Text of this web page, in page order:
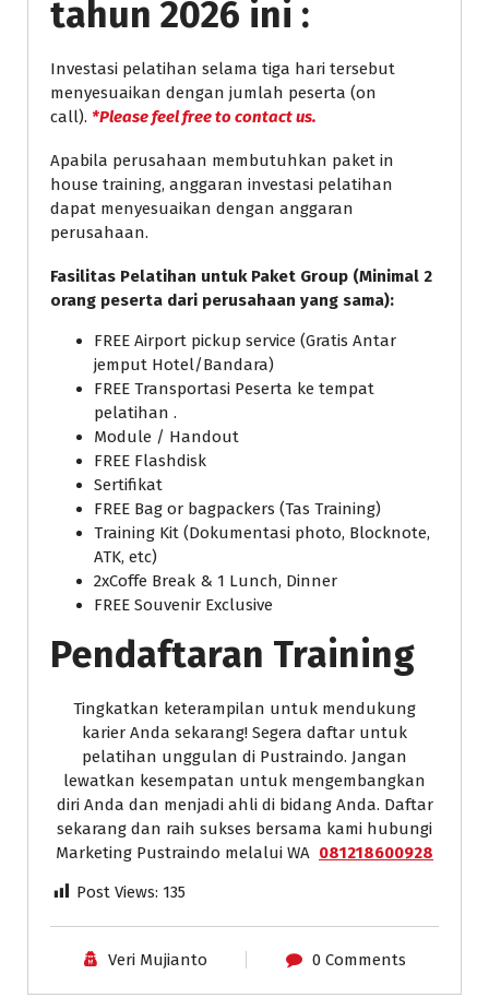
tahun 2026 ini :
Investasi pelatihan selama tiga hari tersebut
menyesuaikan dengan jumlah peserta (on
call). *Please feel free to contact us.
Apabila perusahaan membutuhkan paket in
house training, anggaran investasi pelatihan
dapat menyesuaikan dengan anggaran
perusahaan.
Fasilitas Pelatihan untuk Paket Group (Minimal 2
orang peserta dari perusahaan yang sama):
FREE Airport pickup service (Gratis Antar
jemput Hotel/Bandara)
FREE Transportasi Peserta ke tempat
pelatihan .
Module / Handout
FREE Flashdisk
Sertifikat
FREE Bag or bagpackers (Tas Training)
Training Kit (Dokumentasi photo, Blocknote,
ATK, etc)
2xCoffe Break & 1 Lunch, Dinner
FREE Souvenir Exclusive
Pendaftaran Training
Tingkatkan keterampilan untuk mendukung
karier Anda sekarang! Segera daftar untuk
pelatihan unggulan di Pustraindo. Jangan
lewatkan kesempatan untuk mengembangkan
diri Anda dan menjadi ahli di bidang Anda. Daftar
sekarang dan raih sukses bersama kami hubungi
Marketing Pustraindo melalui WA 081218600928
Post Views: 135
Veri Mujianto 0 Comments